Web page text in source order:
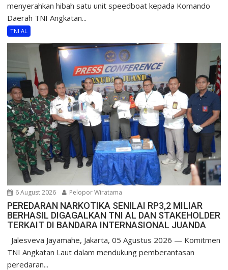
menyerahkan hibah satu unit speedboat kepada Komando
Daerah TNI Angkatan...
TNI AL
6 August 2026 Pelopor Wiratama
PEREDARAN NARKOTIKA SENILAI RP3,2 MILIAR
BERHASIL DIGAGALKAN TNI AL DAN STAKEHOLDER
TERKAIT DI BANDARA INTERNASIONAL JUANDA
Jalesveva Jayamahe, Jakarta, 05 Agustus 2026 — Komitmen
TNI Angkatan Laut dalam mendukung pemberantasan
peredaran...